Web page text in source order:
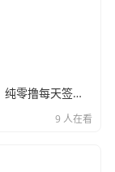
首码FUN，纯零撸每天签到，月撸4位数，团队高回报，干就完了！
9 人在看